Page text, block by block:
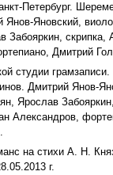
Петербург.
Янов-Яновский,
Забояркин, скрипка,
Дмитрий
студии грамзаписи.
Дмитрий Янов-
Ярослав
Александров,
на стихи А. Н.
г.